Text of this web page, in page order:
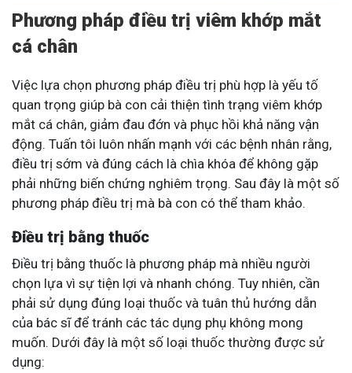
Phương pháp điều trị viêm khớp mắt
cá chân
Việc lựa chọn phương pháp điều trị phù hợp là yếu tố
quan trọng giúp bà con cải thiện tình trạng viêm khớp
mắt cá chân, giảm đau đớn và phục hồi khả năng vận
động. Tuấn tôi luôn nhấn mạnh với các bệnh nhân rằng,
điều trị sớm và đúng cách là chìa khóa để không gặp
phải những biến chứng nghiêm trọng. Sau đây là một số
phương pháp điều trị mà bà con có thể tham khảo.
Điều trị bằng thuốc
Điều trị bằng thuốc là phương pháp mà nhiều người
chọn lựa vì sự tiện lợi và nhanh chóng. Tuy nhiên, cần
phải sử dụng đúng loại thuốc và tuân thủ hướng dẫn
của bác sĩ để tránh các tác dụng phụ không mong
muốn. Dưới đây là một số loại thuốc thường được sử
dụng: